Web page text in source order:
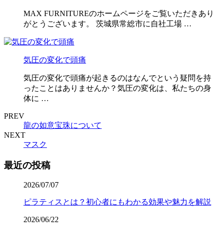
MAX FURNITUREのホームページをご覧いただきあり
がとうございます。 茨城県常総市に自社工場 …
気圧の変化で頭痛
気圧の変化で頭痛が起きるのはなんでという疑問を持
ったことはありませんか？気圧の変化は、私たちの身
体に …
PREV
龍の如意宝珠について
NEXT
マスク
最近の投稿
2026/07/07
ピラティスとは？初心者にもわかる効果や魅力を解説
2026/06/22